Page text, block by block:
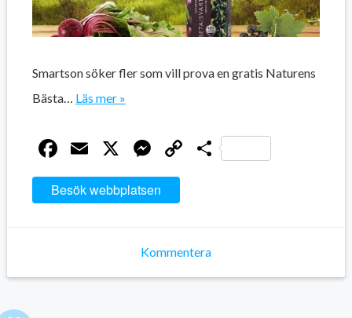
Smartson söker fler som vill prova en gratis Naturens
Bästa… Läs mer »
Facebook
Email
X Messenger
CopyDela
Besök webbplatsen
Kommentera